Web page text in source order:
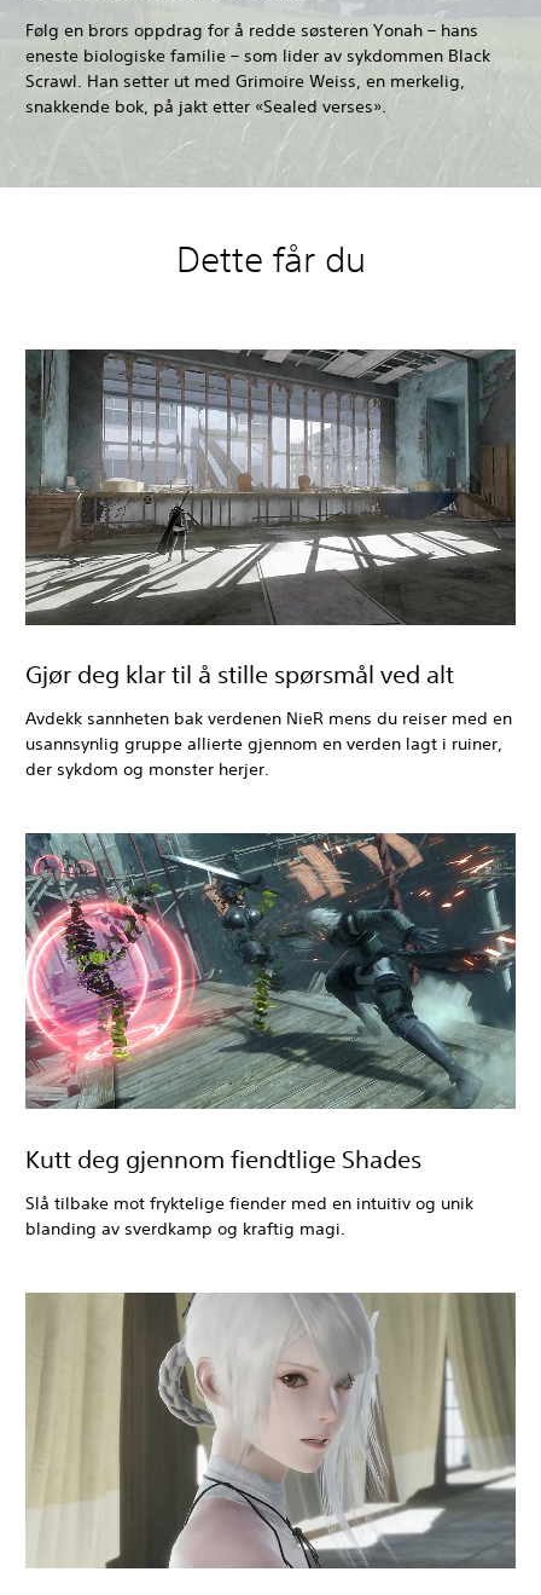
Følg en brors oppdrag for å redde søsteren Yonah – hans
eneste biologiske familie – som lider av sykdommen Black
Scrawl. Han setter ut med Grimoire Weiss, en merkelig,
snakkende bok, på jakt etter «Sealed verses».
Dette får du
Gjør deg klar til å stille spørsmål ved alt
Avdekk sannheten bak verdenen NieR mens du reiser med en
usannsynlig gruppe allierte gjennom en verden lagt i ruiner,
der sykdom og monster herjer.
Kutt deg gjennom fiendtlige Shades
Slå tilbake mot fryktelige fiender med en intuitiv og unik
blanding av sverdkamp og kraftig magi.